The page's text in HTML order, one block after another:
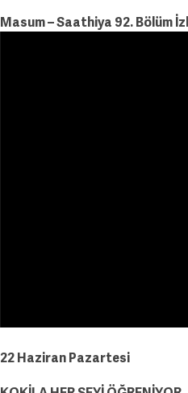
Masum – Saathiya 92. Bölüm
22 Haziran Pazartesi